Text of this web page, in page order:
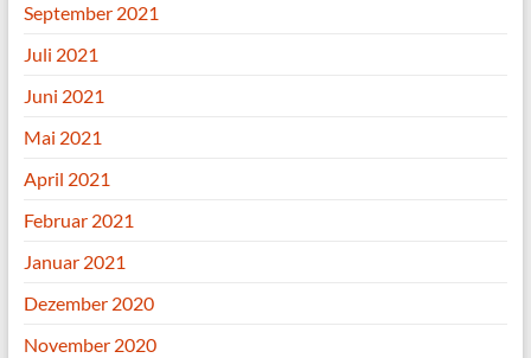
September 2021
Juli 2021
Juni 2021
Mai 2021
April 2021
Februar 2021
Januar 2021
Dezember 2020
November 2020